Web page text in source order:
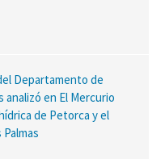
Departamento de
analizó en El Mercurio
de Petorca y el
Palmas